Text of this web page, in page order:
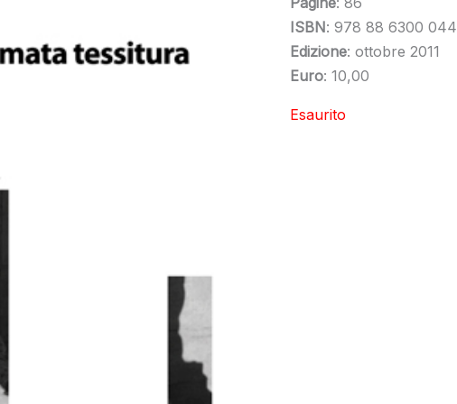
ISBN: 978 88 6300
Edizione: ottobre 2011
Euro: 10,00
Esaurito